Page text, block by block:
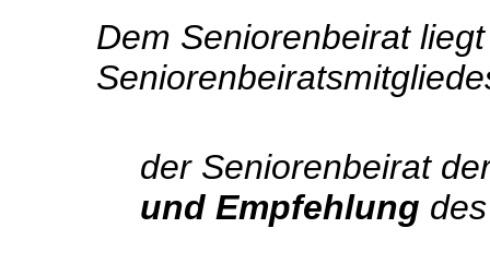
Dem Seniorenbeirat
der Seniorenbeirat
und Empfehlung